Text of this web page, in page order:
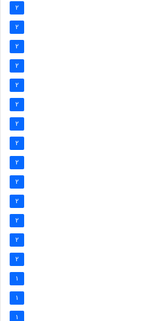
2
2
2
2
2
2
2
2
2
2
2
2
2
2
1
1
1